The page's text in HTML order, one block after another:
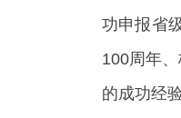
功申报省
100周年
的成功经